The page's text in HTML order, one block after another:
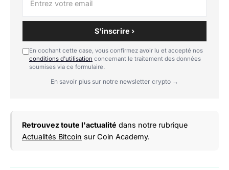
S'inscrire ›
En cochant cette case, vous confirmez avoir lu et accepté nos
conditions d'utilisation concernant le traitement des données
soumises via ce formulaire.
En savoir plus sur notre newsletter crypto →
Retrouvez toute l'actualité dans notre rubrique
Actualités Bitcoin sur Coin Academy.